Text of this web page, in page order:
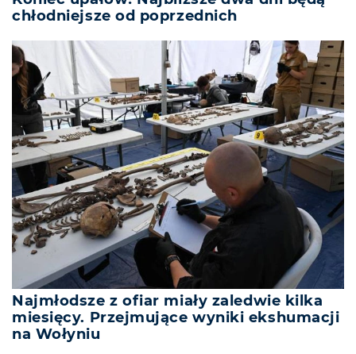
chłodniejsze od poprzednich
Najmłodsze z ofiar miały zaledwie kilka
miesięcy. Przejmujące wyniki ekshumacji
na Wołyniu